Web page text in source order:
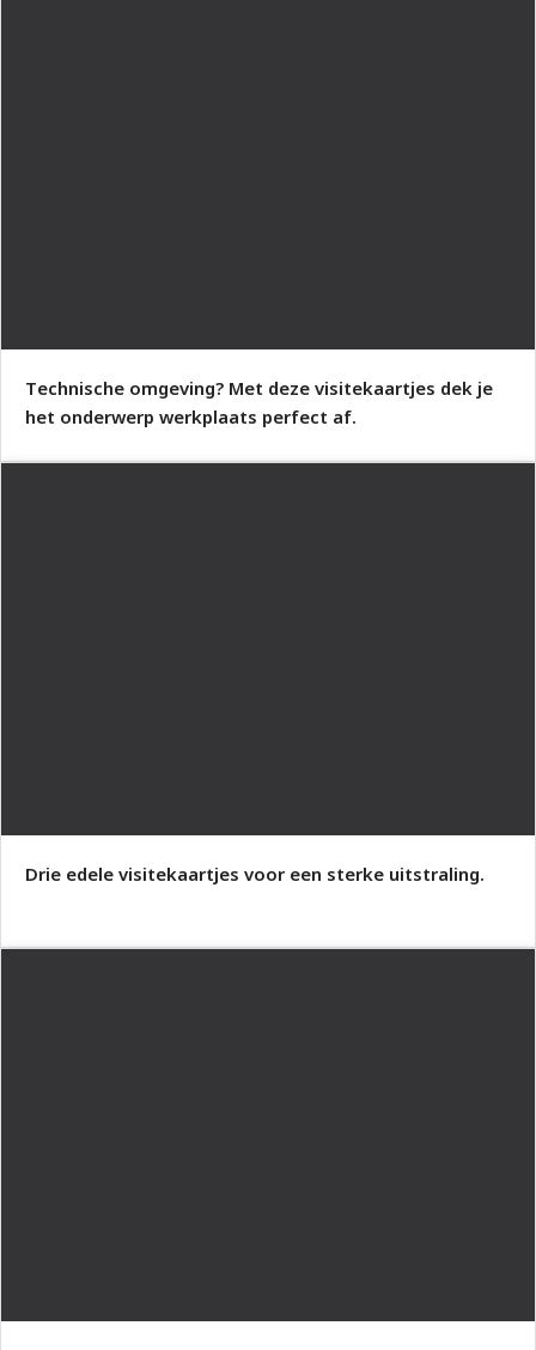
Technische omgeving? Met deze visitekaartjes dek je
het onderwerp werkplaats perfect af.
Drie edele visitekaartjes voor een sterke uitstraling.